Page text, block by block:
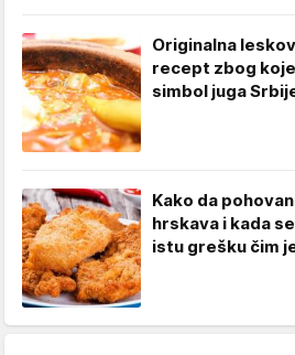
Originalna
recept zbog
simbol juga
Kako da
hrskava i kada
istu grešku čim